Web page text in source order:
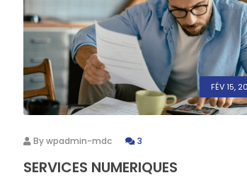
FÉV 15,
Bywpadmin-mdc 3
SERVICES NUMERIQUES